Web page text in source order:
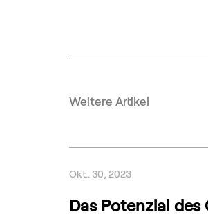
Weitere Artikel
Okt.. 30, 2023
Das Potenzial des